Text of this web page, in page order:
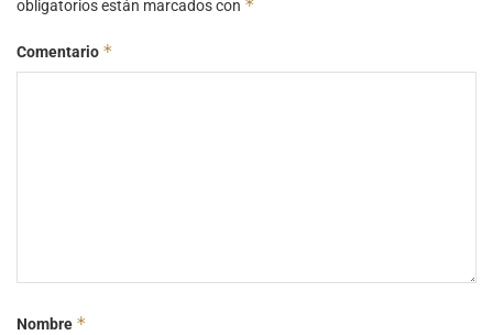
obligatorios están marcados con *
Comentario *
Nombre *